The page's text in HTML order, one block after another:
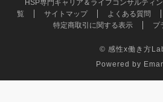
HSP専門キャリア＆ライフコンサルティ
覧
サイトマップ よくある質問
特定商取引に関する表示
プ
© 感性x働き方
Powered by